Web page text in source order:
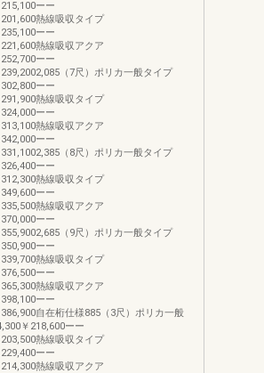
ーー
熱線吸収タイプ
ーー
熱線吸収アクア
ーー
（7尺）ポリカ一般タイプ
ーー
熱線吸収タイプ
ーー
熱線吸収アクア
ーー
（8尺）ポリカ一般タイプ
ーー
熱線吸収タイプ
ーー
熱線吸収アクア
ーー
（9尺）ポリカ一般タイプ
ーー
熱線吸収タイプ
ーー
熱線吸収アクア
ーー
自在桁仕様885（3尺）ポリカ一般
￥218,600ーー
熱線吸収タイプ
ーー
熱線吸収アクア